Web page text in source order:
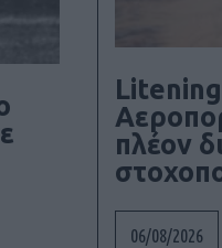
πλέον
06/08/2026